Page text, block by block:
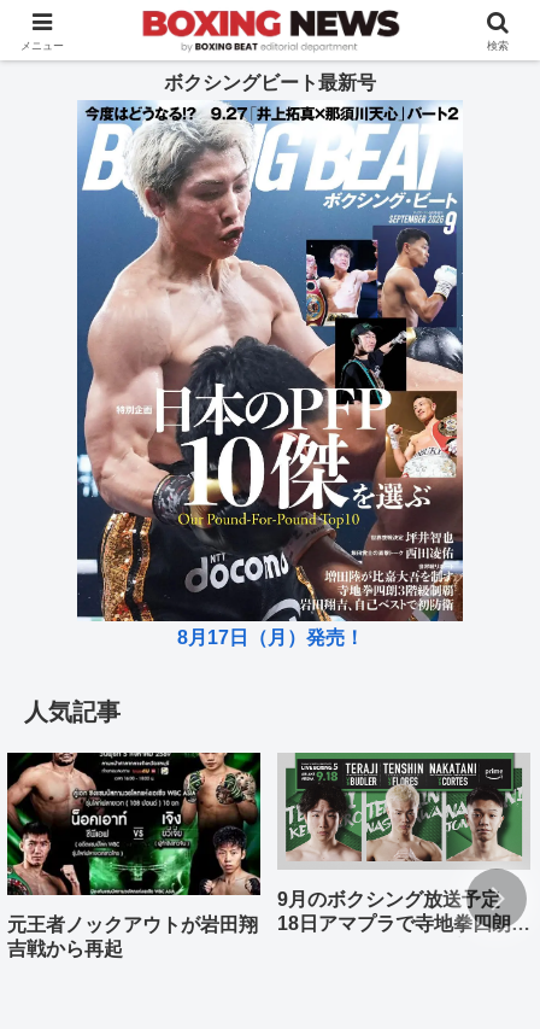
BOXING BEAT [ボクシング・ビート] 公式サイト
ボクシングビート最新号
8月17日（月）発売！
人気記事
元王者ノックアウトが岩田翔
吉戦から再起
9月のボクシング放送予定
18日アマプラで寺地拳四朗、
メニュー 検索